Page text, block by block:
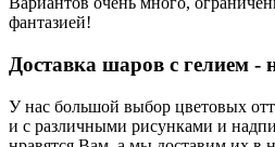
фантазией!
Доставка шаров с гелием -
У нас большой выбор цветовых
и с различными рисунками и